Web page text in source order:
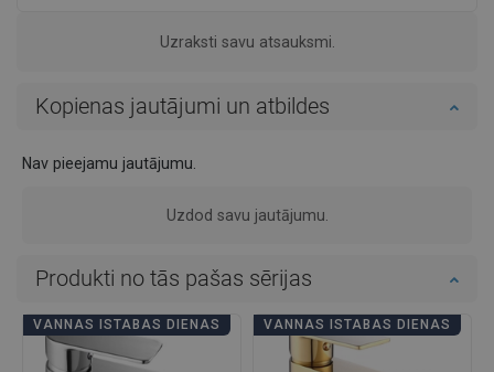
Uzraksti savu atsauksmi.
Kopienas jautājumi un atbildes
Nav pieejamu jautājumu.
Uzdod savu jautājumu.
Produkti no tās pašas sērijas
VANNAS ISTABAS DIENAS VANNAS ISTABAS DIENAS